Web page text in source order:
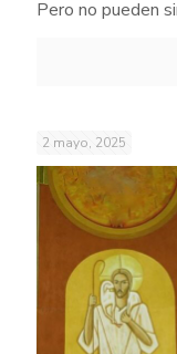
Pero no pueden
2 mayo, 2025